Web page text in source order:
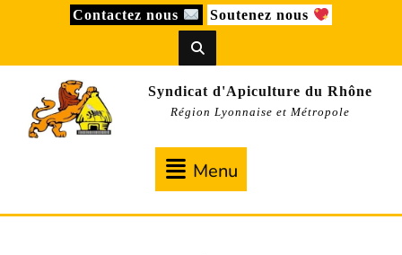
Contactez nous Soutenez nous
Syndicat d'Apiculture du Rhône
Région Lyonnaise et Métropole
Menu